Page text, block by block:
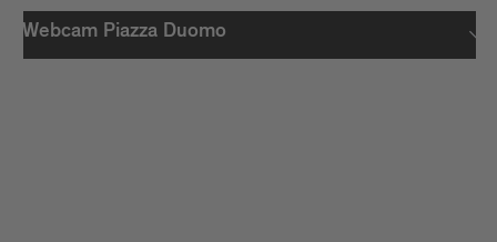
Webcam Piazza Duomo